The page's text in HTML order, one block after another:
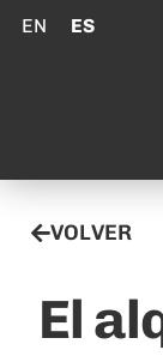
EN ES
VOLVER
El